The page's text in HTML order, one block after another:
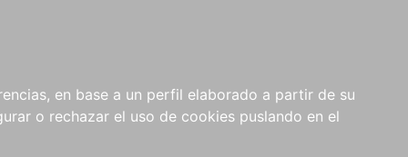
en base a un perfil elaborado a partir de su
o rechazar el uso de cookies puslando en el
NOVEDADES NOTICIAS
COMPRAS
INSTITUCIONALES